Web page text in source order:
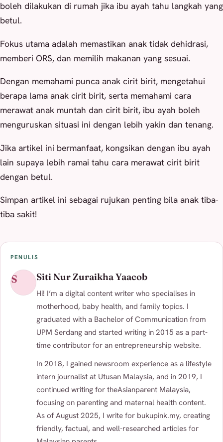
boleh dilakukan di rumah jika ibu ayah tahu langkah yang
betul.
Fokus utama adalah memastikan anak tidak dehidrasi,
memberi ORS, dan memilih makanan yang sesuai.
Dengan memahami punca anak cirit birit, mengetahui
berapa lama anak cirit birit, serta memahami cara
merawat anak muntah dan cirit birit, ibu ayah boleh
menguruskan situasi ini dengan lebih yakin dan tenang.
Jika artikel ini bermanfaat, kongsikan dengan ibu ayah
lain supaya lebih ramai tahu cara merawat cirit birit
dengan betul.
Simpan artikel ini sebagai rujukan penting bila anak tiba-
tiba sakit!
PENULIS
S Siti Nur Zuraikha Yaacob
Hi! I’m a digital content writer who specialises in
motherhood, baby health, and family topics. I
graduated with a Bachelor of Communication from
UPM Serdang and started writing in 2015 as a part-
time contributor for an entrepreneurship website.
In 2018, I gained newsroom experience as a lifestyle
intern journalist at Utusan Malaysia, and in 2019, I
continued writing for theAsianparent Malaysia,
focusing on parenting and maternal health content.
As of August 2025, I write for bukupink.my, creating
friendly, factual, and well-researched articles for